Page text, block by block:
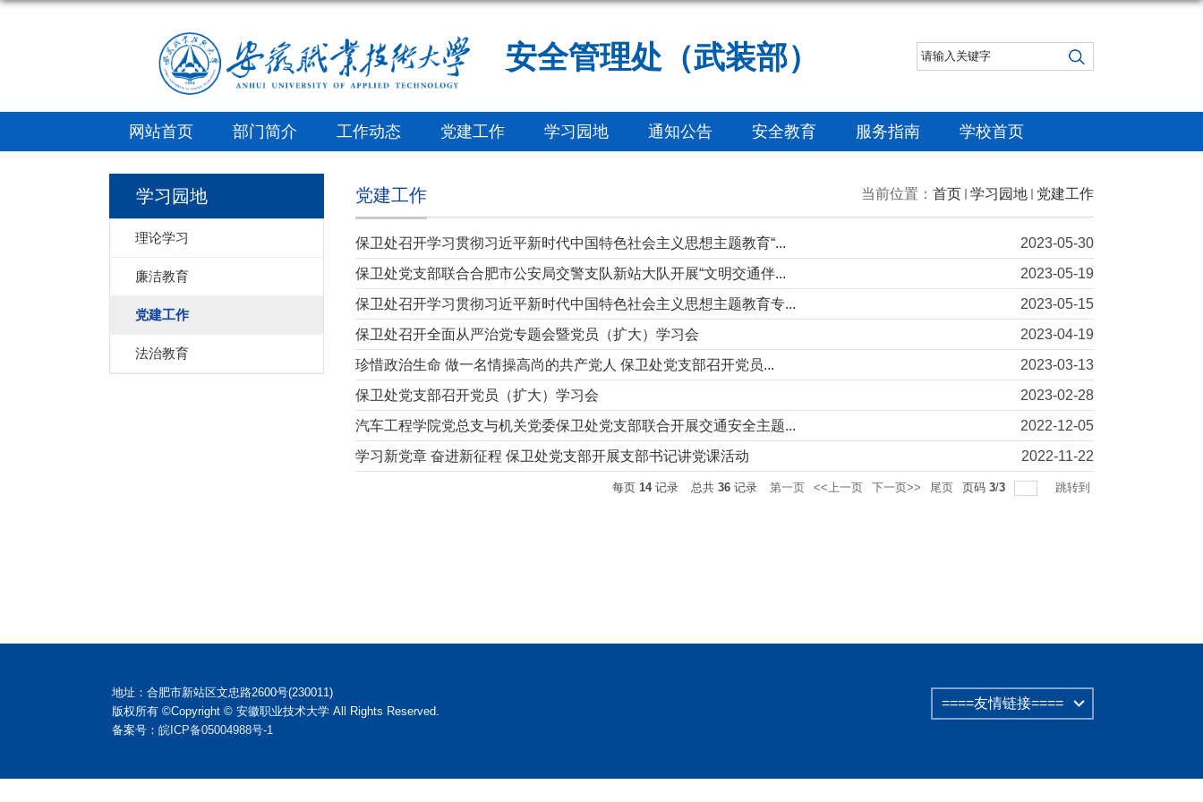
安全管理处（武装部）
网站首页 部门简介 工作动态 党建工作 学习园地 通知公告 安全教育 服务指南 学校首页
学习园地
理论学习
廉洁教育
党建工作
法治教育
当前位置： 首页 学习园地 党建工作
党建工作
保卫处召开学习贯彻习近平新时代中国特色社会主义思想主题教育“...
2023-05-30
保卫处党支部联合合肥市公安局交警支队新站大队开展“文明交通伴...
2023-05-19
保卫处召开学习贯彻习近平新时代中国特色社会主义思想主题教育专...
2023-05-15
保卫处召开全面从严治党专题会暨党员（扩大）学习会
2023-04-19
珍惜政治生命 做一名情操高尚的共产党人 保卫处党支部召开党员...
2023-03-13
保卫处党支部召开党员（扩大）学习会
2023-02-28
汽车工程学院党总支与机关党委保卫处党支部联合开展交通安全主题...
2022-12-05
学习新党章 奋进新征程 保卫处党支部开展支部书记讲党课活动
2022-11-22
每页 14记录 总共 36 记录 第一页 <<上一页 下一页>> 尾页 页码 3/3 跳转到
地址：合肥市新站区文忠路2600号(230011)
版权所有 ©Copyright © 安徽职业技术大学 All Rights Reserved.
备案号： 皖ICP备05004988号-1
====友情链接====